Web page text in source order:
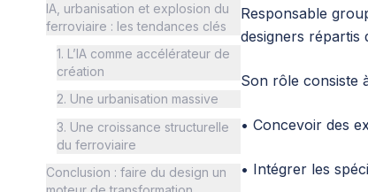
IA, urbanisation et explosion du
ferroviaire : les tendances clés
1. L’IA comme accélérateur de
création
2. Une urbanisation massive
3. Une croissance structurelle
du ferroviaire
Conclusion : faire du design un
Responsable
designers répartis
Son rôle consiste
• Concevoir des
• Intégrer les